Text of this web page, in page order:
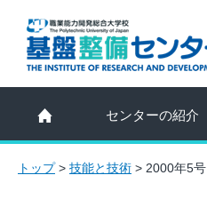
センターの紹介
トップ> 技能と技術 > 2000年5号